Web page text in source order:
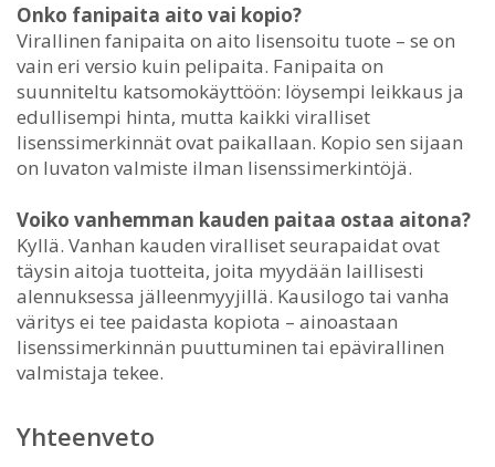
Onko fanipaita aito vai kopio?
Virallinen fanipaita on aito lisensoitu tuote – se on
vain eri versio kuin pelipaita. Fanipaita on
suunniteltu katsomokäyttöön: löysempi leikkaus ja
edullisempi hinta, mutta kaikki viralliset
lisenssimerkinnät ovat paikallaan. Kopio sen sijaan
on luvaton valmiste ilman lisenssimerkintöjä.
Voiko vanhemman kauden paitaa ostaa aitona?
Kyllä. Vanhan kauden viralliset seurapaidat ovat
täysin aitoja tuotteita, joita myydään laillisesti
alennuksessa jälleenmyyjillä. Kausilogo tai vanha
väritys ei tee paidasta kopiota – ainoastaan
lisenssimerkinnän puuttuminen tai epävirallinen
valmistaja tekee.
Yhteenveto